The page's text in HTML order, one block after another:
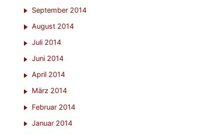
September 2014
August 2014
Juli 2014
Juni 2014
April 2014
März 2014
Februar 2014
Januar 2014